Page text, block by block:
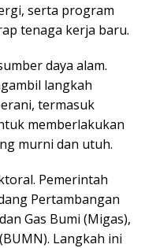
serta program
tenaga kerja baru.
daya alam.
langkah
termasuk
memberlakukan
murni dan utuh.
Pemerintah
Pertambangan
Gas Bumi (Migas),
Langkah ini